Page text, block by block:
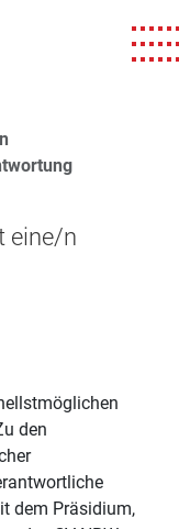
eine/n
den
dem Präsidium,